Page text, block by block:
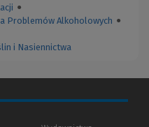
●
Problemów Alkoholowych ●
i Nasiennictwa